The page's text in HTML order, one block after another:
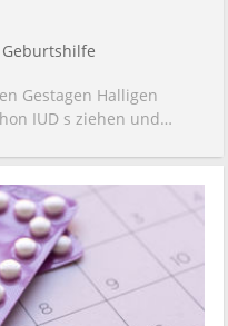
Gestagen Halligen